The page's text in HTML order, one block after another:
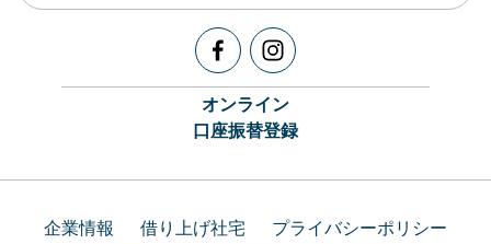
オンライン
口座振替登録
企業情報 借り上げ社宅
プライバシーポリシー